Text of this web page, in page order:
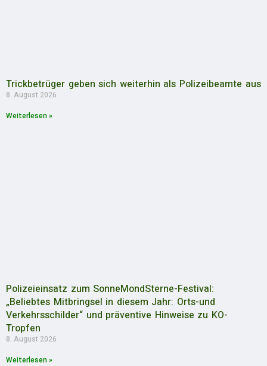
Trickbetrüger geben sich weiterhin als Polizeibeamte aus
8. August 2026
Weiterlesen »
Polizeieinsatz zum SonneMondSterne-Festival:
„Beliebtes Mitbringsel in diesem Jahr: Orts-und
Verkehrsschilder“ und präventive Hinweise zu KO-
Tropfen
8. August 2026
Weiterlesen »